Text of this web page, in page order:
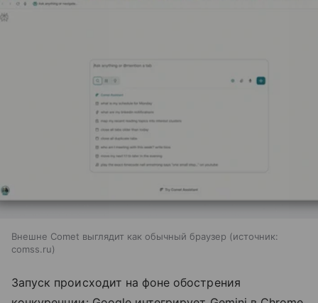
Внешне Comet выглядит как обычный браузер
источник:
comss.ru
Запуск происходит на фоне обострения